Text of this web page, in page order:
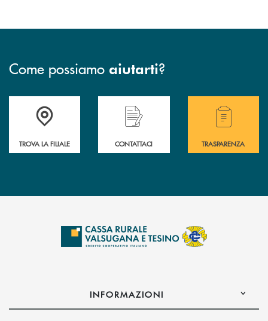
Come possiamo aiutarti?
Accedi all' elenco completo delle filiali .
TROVA LA FILIALE
Hai bisogno di assistenza immediata?
CONTATTACI
Hai bisogno di
TRASPARENZA
INFORMAZIONI